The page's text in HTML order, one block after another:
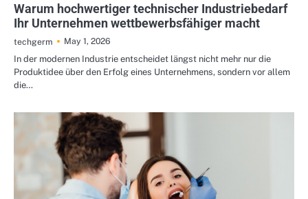
Warum hochwertiger technischer Industriebedarf
Ihr Unternehmen wettbewerbsfähiger macht
techgerm
May 1, 2026
In der modernen Industrie entscheidet längst nicht mehr nur die
Produktidee über den Erfolg eines Unternehmens, sondern vor allem
die…